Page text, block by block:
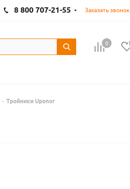
8 800 707-21-55 Заказать звонок
0
- Тройники Uponor